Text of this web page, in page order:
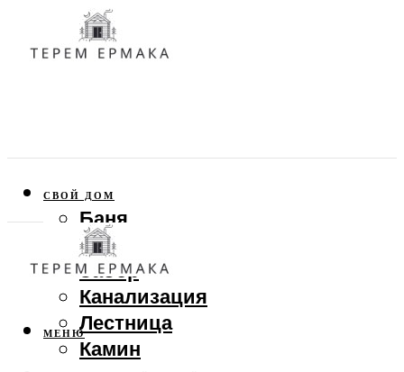
СВОЙ ДОМ
Баня
Веранда
Забор
Канализация
Лестница
Камин
МЕНЮ